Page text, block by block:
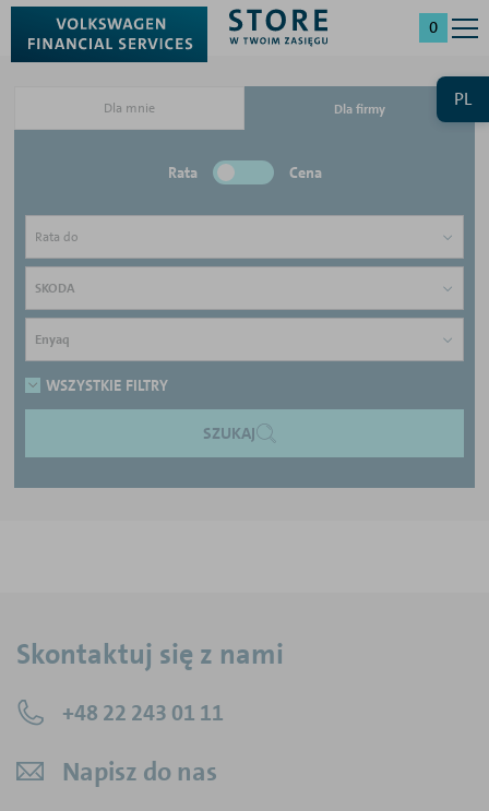
PL
0
Dla mnie Dla firmy
Rata Cena
Rata do
SKODA
Enyaq
WSZYSTKIE FILTRY
SZUKAJ
Skontaktuj się z nami
+48 22 243 01 11
Napisz do nas